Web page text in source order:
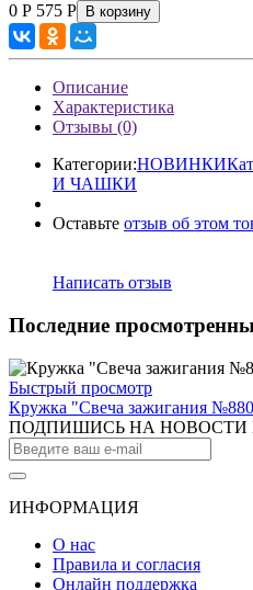
0 Р 575 Р В корзину
Описание
Характеристика
Отзывы (0)
Категории:HОВИНКИ
И ЧАШКИ
Оставьте отзыв об этом
Написать отзыв
Последние
Быстрый просмотр
Кружка "Свеча зажигания
ПОДПИШИСЬ НА НОВОСТИ
ИНФОРМАЦИЯ
О нас
Правила и согласия
Онлайн поддержка